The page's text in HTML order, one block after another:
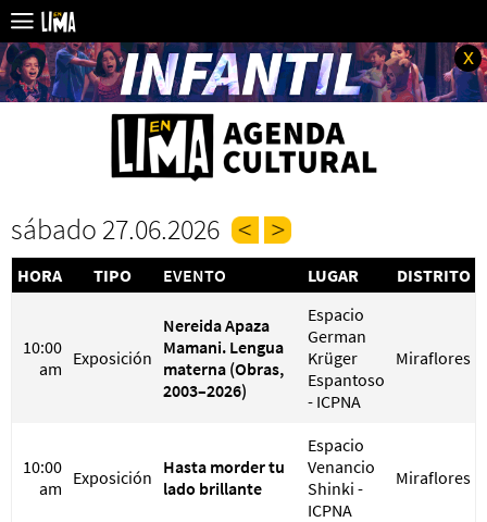
x
sábado 27.06.2026
HORA TIPO EVENTO LUGAR DISTRITO
10:00
am Exposición
Nereida Apaza
Mamani. Lengua
materna (Obras,
2003–2026)
Espacio
German
Krüger
Espantoso
- ICPNA
Miraflores
10:00
am Exposición Hasta morder tu
lado brillante
Espacio
Venancio
Shinki -
ICPNA
Miraflores